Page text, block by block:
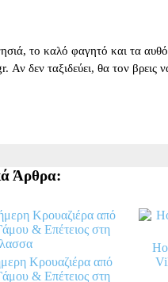
το καλό φαγητό και τα
Αν δεν ταξιδεύει, θα τον
Άρθρα:
Κρουαζιέρα από
& Επέτειος στη